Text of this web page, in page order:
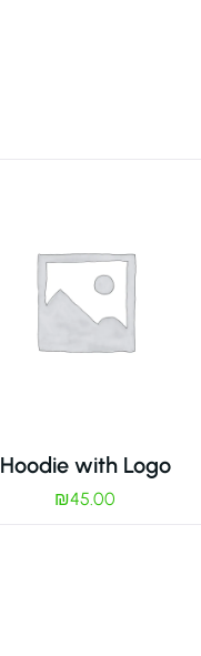
Hoodie with Logo
₪45.00